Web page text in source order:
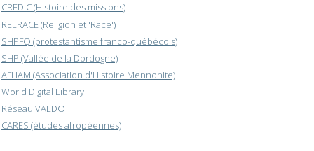
CREDIC (Histoire des missions)
RELRACE (Religion et 'Race')
SHPFQ (protestantisme franco-québécois)
SHP (Vallée de la Dordogne)
AFHAM (Association d'Histoire Mennonite)
World Digital Library
Réseau VALDO
CARES (études afropéennes)